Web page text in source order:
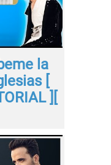
la
[
][